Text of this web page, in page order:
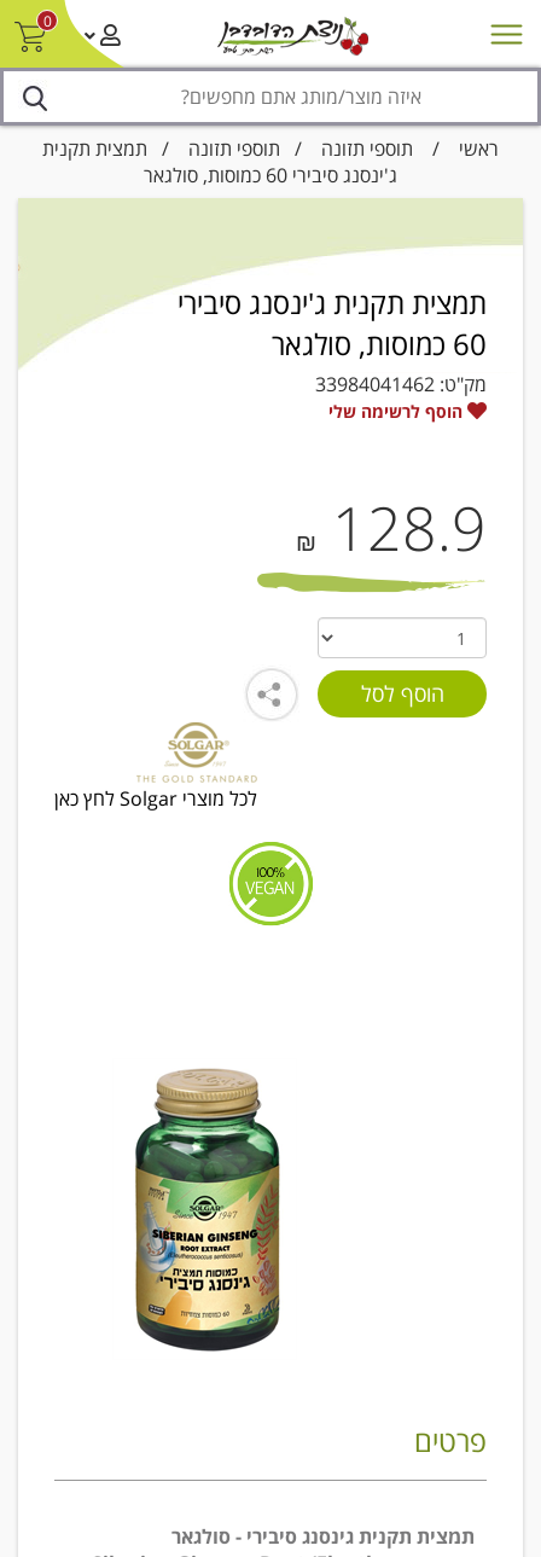
0
מבצעים סניפים צור קשר/ביטול הזמנה
ראשי / תוספי תזונה / תוספי תזונה / תמצית תקנית
ג'ינסנג סיבירי 60 כמוסות, סולגאר
תמצית תקנית ג'ינסנג סיבירי
60 כמוסות, סולגאר
מק"ט: 33984041462
הוסף לרשימה שלי
128.9
₪
לכל מוצרי Solgar לחץ כאן
פרטים
תמצית תקנית גינסנג סיבירי - סולגאר